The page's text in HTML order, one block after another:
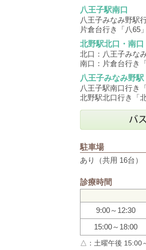
臨時休診のお
令和３年７月１０
ご迷惑をおかけし
年末年始休診
令和2年12月29日
年始1月4日から
夏季休暇のお
令和２年８月２日
ご迷惑をおかけし
年末年始休
年末年始の休診
令和元年12月28
八王子駅南口
八王子みなみ野駅
片倉台行き「八65」
北野駅北口・南口
北口：八王子みな
南口：片倉台行き「
八王子みなみ野駅
八王子駅南口行き
北野駅北口行き「北
駐車場
あり（共用 16台）
診療時間
9:00～12:30
15:00～18:00
△：土曜午後 15:00